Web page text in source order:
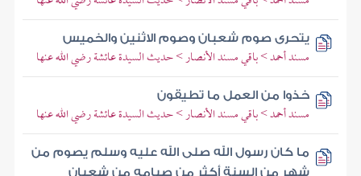
يتحرى صوم شعبان وصوم الاثنين والخميس
مسند أحمد > باقي مسند الأنصار > حديث السيدة عائشة رضي الله عنها
خذوا من العمل ما تطيقون
مسند أحمد > باقي مسند الأنصار > حديث السيدة عائشة رضي الله عنها
ما كان رسول الله صلى الله عليه وسلم يصوم من
شهر من السنة أكثر من صيامه من شعبان